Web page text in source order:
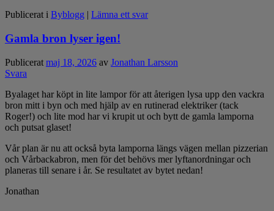
Publicerat i Byblogg | Lämna ett svar
Gamla bron lyser igen!
Publicerat maj 18, 2026 av Jonathan Larsson
Svara
Byalaget har köpt in lite lampor för att återigen lysa upp den vackra
bron mitt i byn och med hjälp av en rutinerad elektriker (tack
Roger!) och lite mod har vi krupit ut och bytt de gamla lamporna
och putsat glaset!
Vår plan är nu att också byta lamporna längs vägen mellan pizzerian
och Vårbackabron, men för det behövs mer lyftanordningar och
planeras till senare i år. Se resultatet av bytet nedan!
Jonathan